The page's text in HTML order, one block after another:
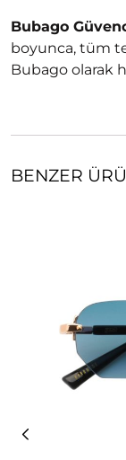
Bubago
boyunca, tüm
Bubago olarak
BENZER